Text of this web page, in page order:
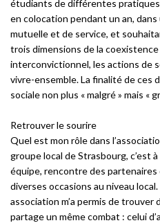
étudiants de différentes
en colocation pendant un an,
mutuelle et de service, et
trois dimensions de la
interconvictionnel, les actions de
vivre-ensemble. La finalité de ces
sociale non plus « malgré » mais «
Retrouver le sourire
Quel est mon rôle dans
groupe local de Strasbourg, c’est
équipe, rencontre des
diverses occasions au niveau
association m’a permis de trouver
partage un même combat : celui